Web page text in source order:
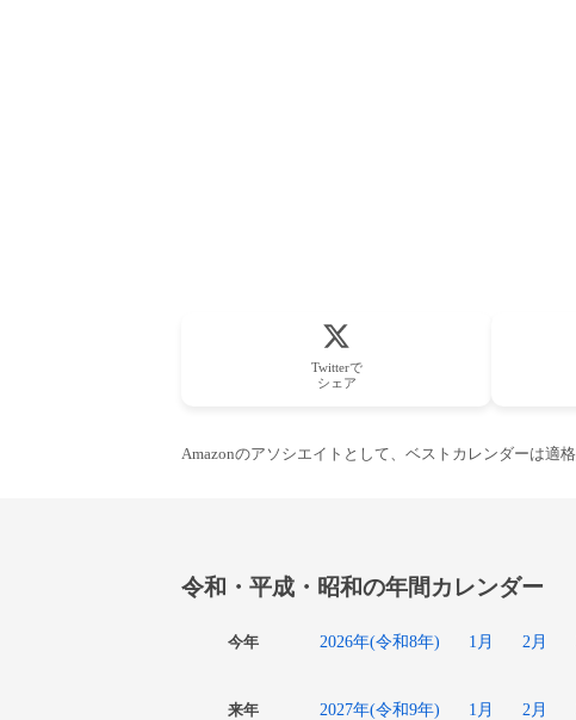
Twitterで
シェア
Amazonのアソシエイトとして、ベストカレンダーは適
令和・平成・昭和の年間カレンダー
今年 2026年(令和8年) 1月 2月
来年 2027年(令和9年) 1月 2月